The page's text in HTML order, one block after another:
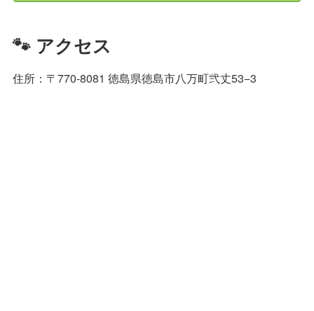
🐾 アクセス
住所：〒770-8081 徳島県徳島市八万町弐丈53−3